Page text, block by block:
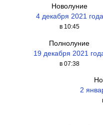
Новолуние
4 декабря 2021 года
в 10:45
Полнолуние
19 декабря 2021
в 07:38
2